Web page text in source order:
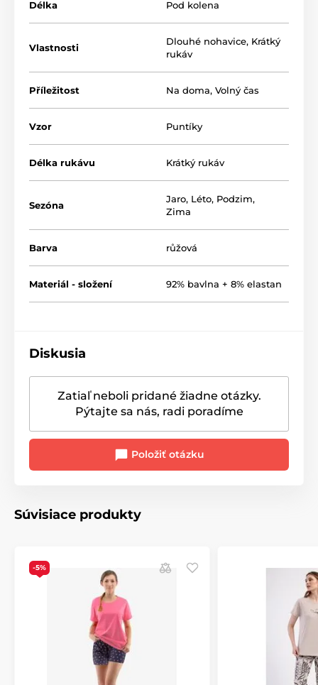
Produkt je zaradený v kategóriách
Dámská pyžama XXL+
Délka Pod kolena
Vlastnosti
Dlouhé nohavice, Krátký
rukáv
Příležitost Na doma, Volný čas
Vzor Puntíky
Délka rukávu Krátký rukáv
Sezóna
Jaro, Léto, Podzim,
Zima
Barva růžová
Materiál - složení 92% bavlna + 8% elastan
Diskusia
Zatiaľ neboli pridané žiadne otázky.
Pýtajte sa nás, radi poradíme
Položiť otázku
Súvisiace produkty
-5%